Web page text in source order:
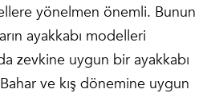
yönelmen önemli. Bunun
ayakkabı modelleri
zevkine uygun bir ayakkabı
ve kış dönemine uygun